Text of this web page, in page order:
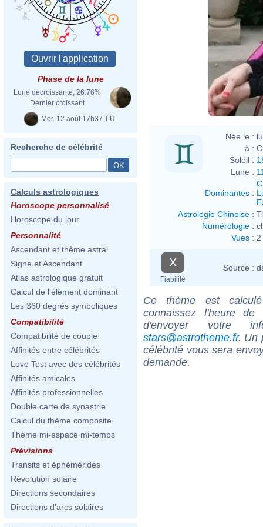
Phase de la lune
Lune décroissante, 26.76%
Dernier croissant
Mer. 12 août 17h37 T.U.
Recherche de célébrité
Calculs astrologiques
Horoscope personnalisé
Horoscope du jour
Personnalité
Ascendant et thème astral
Signe et Ascendant
Atlas astrologique gratuit
Calcul de l'élément dominant
Les 360 degrés symboliques
Compatibilité
Compatibilité de couple
Affinités entre célébrités
Love Test avec des célébrités
Affinités amicales
Affinités professionnelles
Double carte de synastrie
Calcul du thème composite
Thème mi-espace mi-temps
Prévisions
Transits et éphémérides
Révolution solaire
Directions secondaires
Directions d'arcs solaires
Née le :
à :
Soleil :
Lune :
Dominantes :
Astrologie Chinoise :
Numérologie :
Vues :
X
Fiabilité
Source :
Ce thème est
connaissez l'heure de
d'envoyer votre
stars@astrotheme.fr. Un
célébrité vous sera
demande.